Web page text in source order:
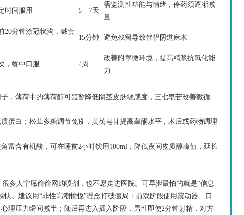
时间服用 5—7天
需监测性功能与情绪，停药须逐渐减
量
20分钟涂冠状沟，戴套
15分钟 避免残留导致伴侣阴道麻木
，餐中口服 4周
改善附睾微环境，提高精浆抗氧化能
力
子，薄荷中的薄荷醇可短暂降低阴茎皮肤敏感度，三七皂苷改善微循
质蛋白；松茸多糖调节免疫，黄芪皂苷提高睾酮水平，术后或药物调理
角富含有机酸，可在睡前2小时饮用100ml，降低夜间皮质醇峰值，延长
多人宁愿偷偷网购喷剂，也不愿走进医院。可早泄最怕的就是“信息
。建议用“非性高潮愉悦”理念打破僵局：前戏阶段使用震动器、口
理压力瞬间减半；随后再进入插入阶段，男性即使2分钟射精，对方